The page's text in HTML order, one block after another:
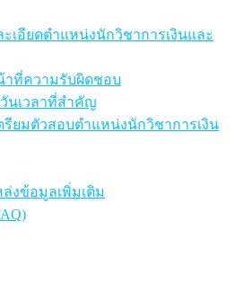
เอียดตำแหน่งนักวิชาการเงินและ
ที่ความรับผิดชอบ
นเวลาที่สำคัญ
ยมตัวสอบตำแหน่งนักวิชาการเงิน
งข้อมูลเพิ่มเติม